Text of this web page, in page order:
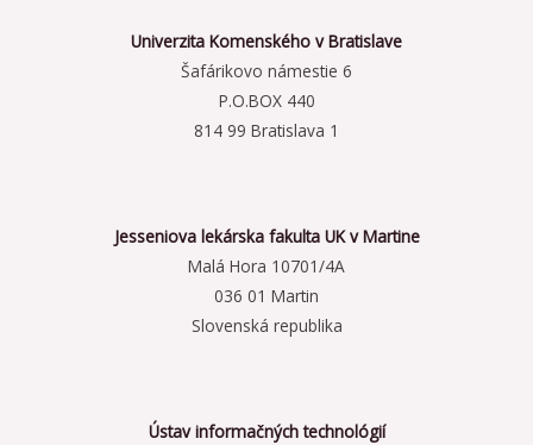
Univerzita Komenského v Bratislave
Šafárikovo námestie 6
P.O.BOX 440
814 99 Bratislava 1
Jesseniova lekárska fakulta UK v Martine
Malá Hora 10701/4A
036 01 Martin
Slovenská republika
Ústav informačných technológií